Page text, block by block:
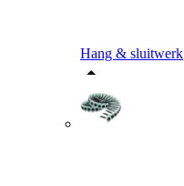
Hang & sluitwerk